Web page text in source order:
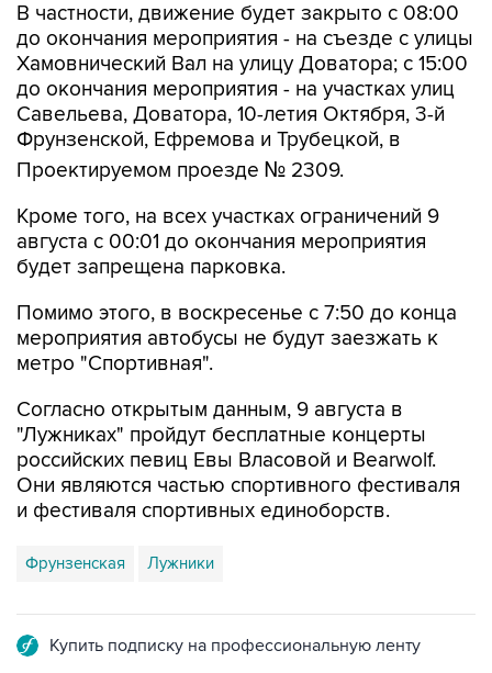
В частности, движение будет закрыто с 08:00
до окончания мероприятия - на съезде с улицы
Хамовнический Вал на улицу Доватора; с 15:00
до окончания мероприятия - на участках улиц
Савельева, Доватора, 10-летия Октября, 3-й
Фрунзенской, Ефремова и Трубецкой, в
Проектируемом проезде № 2309.
Кроме того, на всех участках ограничений 9
августа с 00:01 до окончания мероприятия
будет запрещена парковка.
Помимо этого, в воскресенье с 7:50 до конца
мероприятия автобусы не будут заезжать к
метро "Спортивная".
Согласно открытым данным, 9 августа в
"Лужниках" пройдут бесплатные концерты
российских певиц Евы Власовой и Bearwolf.
Они являются частью спортивного фестиваля
и фестиваля спортивных единоборств.
Фрунзенская Лужники
Купить подписку на профессиональную ленту